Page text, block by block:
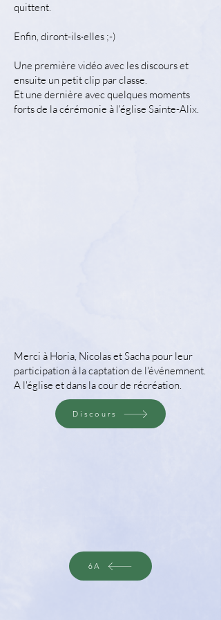
quittent.
Enfin, diront-ils·elles ;-)
Une première vidéo avec les discours et
ensuite un petit clip par classe.
Et une dernière avec quelques moments
forts de la cérémonie à l'église Sainte-Alix.
Merci à Horia, Nicolas et Sacha pour leur
participation à la captation de l'événemnent.
A l'église et dans la cour de récréation.
Discours
6A